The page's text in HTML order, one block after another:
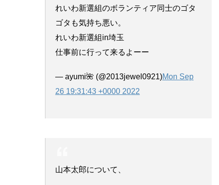
れいわ新選組のボランティア同士のゴタ
ゴタも気持ち悪い。
れいわ新選組in埼玉
仕事前に行って来るよーー
— ayumi🌺 (@2013jewel0921)Mon Sep
26 19:31:43 +0000 2022
山本太郎について、